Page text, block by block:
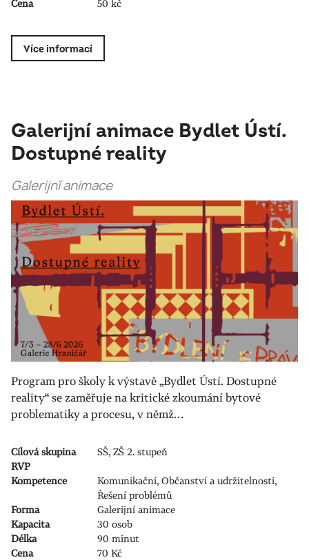
Cena
50 kč
Více informací
Galerijní animace Bydlet Ústí.
Dostupné reality
Galerijní animace
Program pro školy k výstavě „Bydlet Ústí. Dostupné
reality“ se zaměřuje na kritické zkoumání bytové
problematiky a procesu, v němž…
Cílová skupina
SŠ, ZŠ 2. stupeň
RVP
Kompetence
Komunikační, Občanství a udržitelnosti,
Řešení problémů
Forma
Galerijní animace
Kapacita
30 osob
Délka
90 minut
Cena
70 Kč